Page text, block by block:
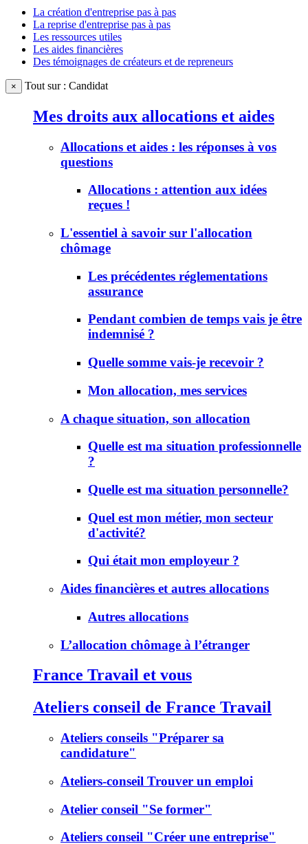
La création d'entreprise pas à pas
La reprise d'entreprise pas à pas
Les ressources utiles
Les aides financières
Des témoignages de créateurs et de repreneurs
× Tout sur : Candidat
Mes droits aux allocations et aides
Allocations et aides : les réponses à vos
questions
Allocations : attention aux idées
reçues !
L'essentiel à savoir sur l'allocation
chômage
Les précédentes réglementations
assurance
Pendant combien de temps vais je être
indemnisé ?
Quelle somme vais-je recevoir ?
Mon allocation, mes services
A chaque situation, son allocation
Quelle est ma situation professionnelle
?
Quelle est ma situation personnelle?
Quel est mon métier, mon secteur
d'activité?
Qui était mon employeur ?
Aides financières et autres allocations
Autres allocations
L’allocation chômage à l’étranger
France Travail et vous
Ateliers conseil de France Travail
Ateliers conseils "Préparer sa
candidature"
Ateliers-conseil Trouver un emploi
Atelier conseil "Se former"
Ateliers conseil "Créer une entreprise"